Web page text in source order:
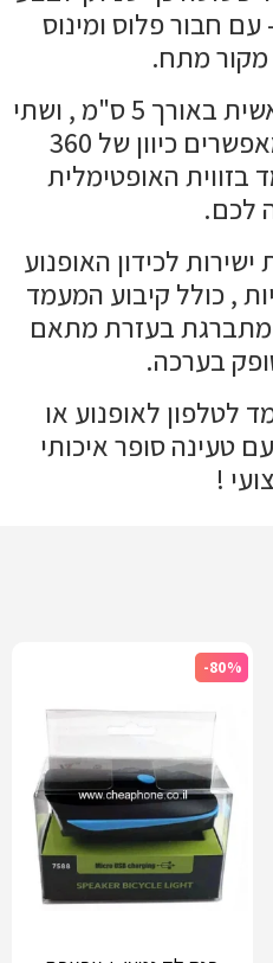
חבור פלוס ומינוס
מתח.
המעמד מורכב מזרוע ראשית באורך 5 ס"מ , ושתי
מפרקים כדוריים שמאפשרים כיוון של 360
בזווית האופטימלית
לכם.
לכידון האופנוע
, כולל קיבוע המעמד
מתברגת בעזרת מתאם
בערכה.
לטלפון לאופנוע או
טעינה סופר איכותי
!
-80%